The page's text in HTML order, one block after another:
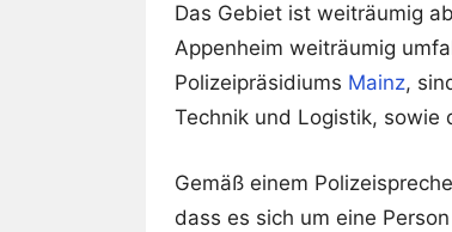
Das Gebiet ist weiträumig
Appenheim weiträumig
Polizeipräsidiums Mainz,
Technik und Logistik, sowie
Gemäß einem
dass es sich um eine